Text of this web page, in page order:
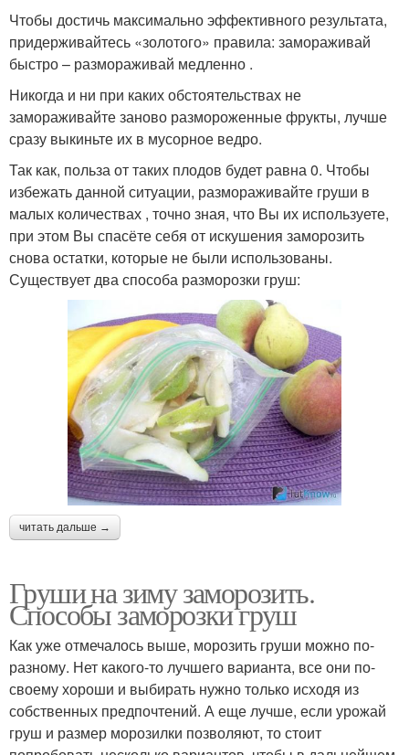
Чтобы достичь максимально эффективного результата,
придерживайтесь «золотого» правила: замораживай
быстро – размораживай медленно .
Никогда и ни при каких обстоятельствах не
замораживайте заново размороженные фрукты, лучше
сразу выкиньте их в мусорное ведро.
Так как, польза от таких плодов будет равна 0. Чтобы
избежать данной ситуации, размораживайте груши в
малых количествах , точно зная, что Вы их используете,
при этом Вы спасёте себя от искушения заморозить
снова остатки, которые не были использованы.
Существует два способа разморозки груш:
читать дальше →
Груши на зиму заморозить.
Способы заморозки груш
Как уже отмечалось выше, морозить груши можно по-
разному. Нет какого-то лучшего варианта, все они по-
своему хороши и выбирать нужно только исходя из
собственных предпочтений. А еще лучше, если урожай
груш и размер морозилки позволяют, то стоит